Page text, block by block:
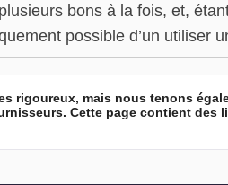
bons à la fois, et, étant
possible d’un utiliser
rigoureux, mais nous tenons
Cette page contient des